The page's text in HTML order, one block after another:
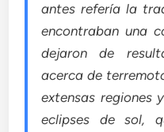
antes refería la
encontraban una
dejaron de
acerca de
extensas regiones
eclipses de sol,